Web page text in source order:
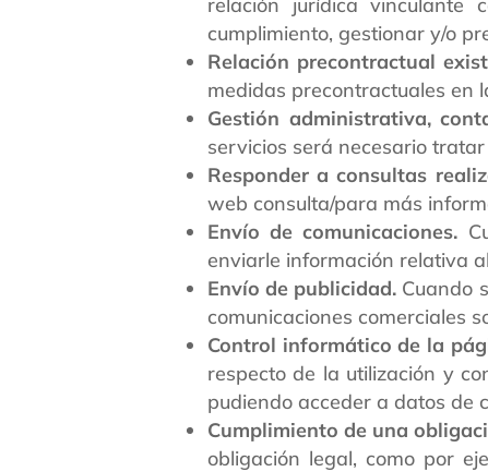
cumplimiento, gestionar y/o
Relación precontractual
medidas precontractuales en
Gestión administrativa,
servicios será necesario
Responder a consultas
web consulta/para más
Envío de comunicaciones.
enviarle información relativa
Envío de publicidad. Cuando
comunicaciones comerciales
Control informático de la
respecto de la utilización y
pudiendo acceder a datos de
Cumplimiento de una
obligación legal, como por